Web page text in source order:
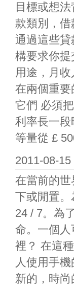
目標或想
款類別，
通過這些
構要求你
用途，月
在兩個重
它們 必須
利率長一
等量從 £
2011-08-
在當前的
下或閒置
24 / 7。為
命。一個
裡？ 在這
人使用手
新的，時